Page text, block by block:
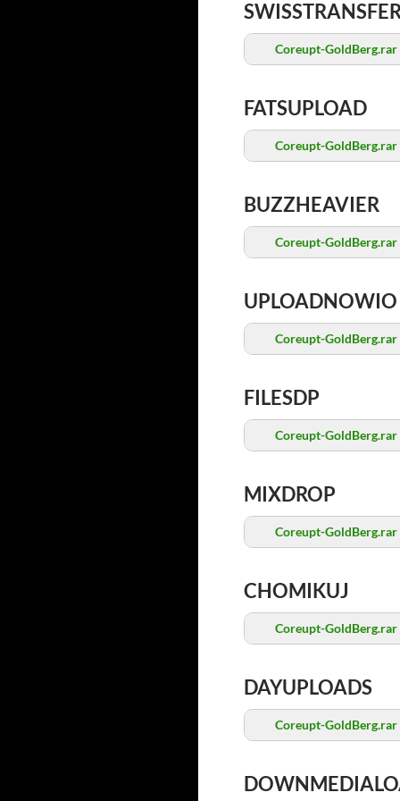
Coreupt-GoldBerg.rar
FATSUPLOAD
Coreupt-GoldBerg.rar
BUZZHEAVIER
Coreupt-GoldBerg.rar
UPLOADNOWIO
Coreupt-GoldBerg.rar
FILESDP
Coreupt-GoldBerg.rar
MIXDROP
Coreupt-GoldBerg.rar
CHOMIKUJ
Coreupt-GoldBerg.rar
DAYUPLOADS
Coreupt-GoldBerg.rar